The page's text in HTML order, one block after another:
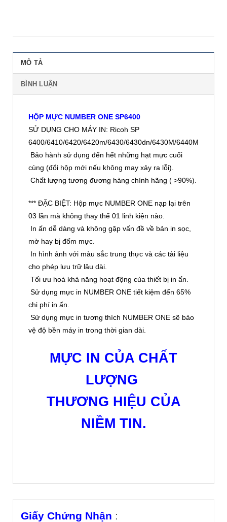
MÔ TẢ
BÌNH LUẬN
HỘP MỰC NUMBER ONE SP6400
SỬ DỤNG CHO MÁY IN: Ricoh SP
6400/6410/6420/6420m/6430/6430dn/6430M/6440M
Bảo hành sử dụng đến hết những hạt mực cuối
cùng (đổi hộp mới nếu không may xảy ra lỗi).
Chất lượng tương đương hàng chính hãng ( >90%).
*** ĐẶC BIỆT: Hộp mực NUMBER ONE nạp lại trên
03 lần mà không thay thế 01 linh kiện nào.
In ấn dễ dàng và không gặp vấn đề về bản in sọc,
mờ hay bị đốm mực.
In hình ảnh với màu sắc trung thực và các tài liệu
cho phép lưu trữ lâu dài.
Tối ưu hoá khả năng hoạt động của thiết bị in ấn.
Sử dụng mực in NUMBER ONE tiết kiệm đến 65%
chi phí in ấn.
Sử dụng mực in tương thích NUMBER ONE sẽ bảo
vệ độ bền máy in trong thời gian dài.
MỰC IN CỦA CHẤT
LƯỢNG
THƯƠNG HIỆU CỦA
NIỀM TIN.
Giấy Chứng Nhận :